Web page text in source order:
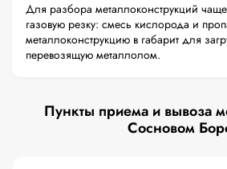
Для разбора металлоконструкций
газовую резку: смесь кислорода и
металлоконструкцию в габарит для
перевозящую металлолом.
Пункты приема и вывоза
Сосновом